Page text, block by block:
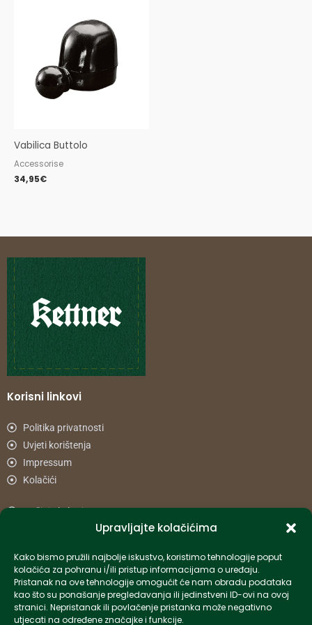
Upravljajte kolačićima
Kako bismo pružili najbolje iskustvo, koristimo tehnologije poput
kolačića za pohranu i/ili pristup informacijama o uređaju.
Pristanak na ove tehnologije omogućit će nam obradu podataka
kao što su ponašanje pregledavanja ili jedinstveni ID-ovi na ovoj
stranici. Nepristanak ili povlačenje pristanka može negativno
utjecati na određene značajke i funkcije.
Vabilica Buttolo
Accessorise
34,95€
Korisni linkovi
Politika privatnosti
Uvjeti korištenja
Impressum
Kolačići
Načini plaćanja
Informacije
info-hr@kettner.com